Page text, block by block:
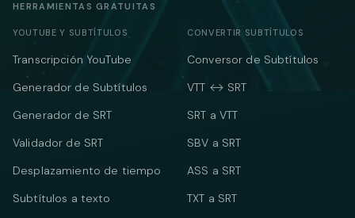
HERRAMIENTAS GRATUITAS
YOUTUBE Y SUBTÍTULOS
Transcripción YouTube
Generador de Subtítulos
Generador de SRT
Validador de SRT
Desplazamiento de tiempo
Subtítulos a texto
CONVERTIR SUBTÍTULOS
Conversor de Subtítulos
VTT ↔ SRT
SRT a VTT
SBV a SRT
ASS a SRT
TXT a SRT